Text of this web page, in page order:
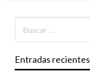
Entradas recientes